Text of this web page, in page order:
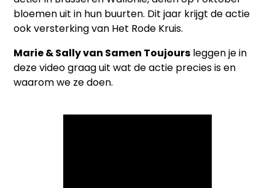
bloemen uit in hun buurten. Dit jaar krijgt de actie
ook versterking van Het Rode Kruis.
Marie & Sally van Samen Toujours leggen je in
deze video graag uit wat de actie precies is en
waarom we ze doen.